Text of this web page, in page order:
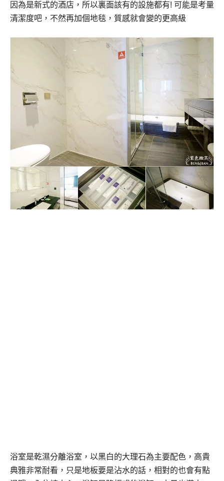
因為是新式的酒店，所以裏面該有的設施都有! 可能是考量
清潔度吧，不然再加個地毯，質感就會變的更高級
浴室是乾濕分離浴室，以黑白的大理石為主要配色，高貴
典雅非常耐看，只是地板要是沾水的話，相對的也會有點